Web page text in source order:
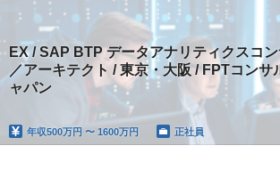
EX / SAP BTP データアナリティクスコ
／アーキテクト / 東京・大阪 / FPTコンサ
ャパン
年収500万円 〜 1600万円 正社員